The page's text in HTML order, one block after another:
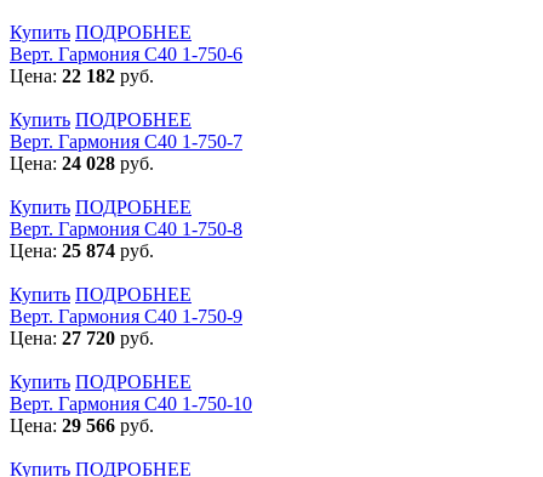
Купить ПОДРОБНЕЕ
Верт. Гармония С40 1-750-6
Цена: 22 182 руб.
Купить ПОДРОБНЕЕ
Верт. Гармония С40 1-750-7
Цена: 24 028 руб.
Купить ПОДРОБНЕЕ
Верт. Гармония С40 1-750-8
Цена: 25 874 руб.
Купить ПОДРОБНЕЕ
Верт. Гармония С40 1-750-9
Цена: 27 720 руб.
Купить ПОДРОБНЕЕ
Верт. Гармония С40 1-750-10
Цена: 29 566 руб.
Купить ПОДРОБНЕЕ